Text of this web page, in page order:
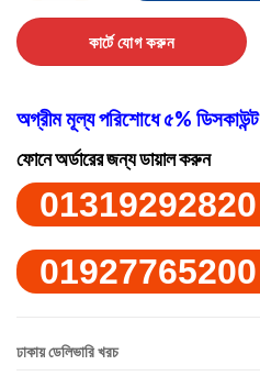
কার্টে যোগ করুন
অগ্রীম মূল্য পরিশোধে ৫% ডিসকাউন্ট
ফোনে অর্ডারের জন্য ডায়াল করুন
01319292820
01927765200
ঢাকায় ডেলিভারি খরচ